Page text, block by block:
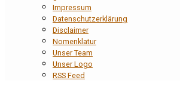
Impressum
Datenschutzerklärung
Disclaimer
Nomenklatur
Unser Team
Unser Logo
RSS Feed